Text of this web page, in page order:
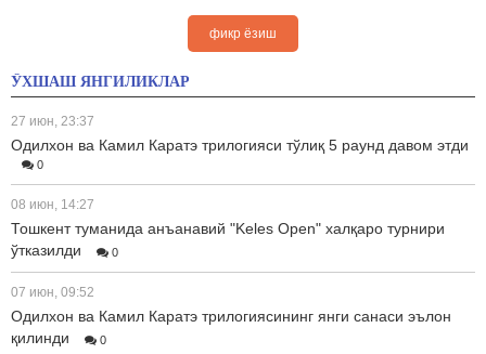
фикр ёзиш
ЎХШАШ ЯНГИЛИКЛАР
27 июн, 23:37
Одилхон ва Камил Каратэ трилогияси тўлиқ 5 раунд давом этди
0
08 июн, 14:27
Тошкент туманида анъанавий "Keles Open" халқаро турнири
ўтказилди
0
07 июн, 09:52
Одилхон ва Камил Каратэ трилогиясининг янги санаси эълон
қилинди
0